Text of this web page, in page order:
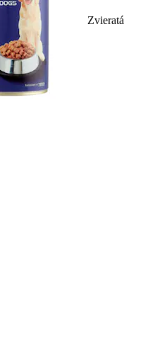
Zvieratá